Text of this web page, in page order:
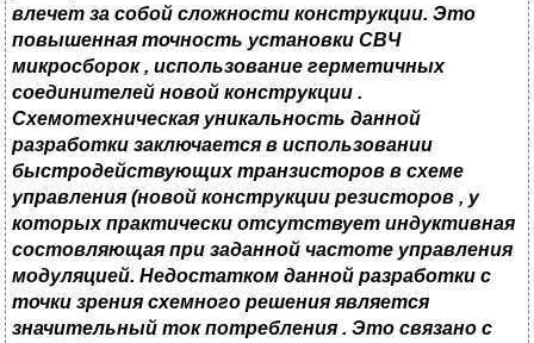
влечет за собой сложности конструкции. Это
повышенная точность установки СВЧ
микросборок , использование герметичных
соединителей новой конструкции .
Схемотехническая уникальность данной
разработки заключается в использовании
быстродействующих транзисторов в схеме
управления (новой конструкции резисторов , у
которых практически отсутствует индуктивная
состовляющая при заданной частоте управления
модуляцией. Недостатком данной разработки с
точки зрения схемного решения является
значительный ток потребления . Это связано с